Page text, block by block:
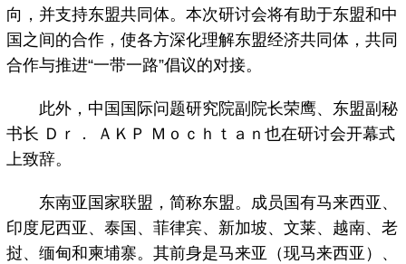
向，并支持东盟共同体。本次研讨会将有助于东盟和中
国之间的合作，使各方深化理解东盟经济共同体，共同
合作与推进“一带一路”倡议的对接。
此外，中国国际问题研究院副院长荣鹰、东盟副秘
书长 Ｄｒ． ＡＫＰ Ｍｏｃｈｔａｎ也在研讨会开幕式
上致辞。
东南亚国家联盟，简称东盟。成员国有马来西亚、
印度尼西亚、泰国、菲律宾、新加坡、文莱、越南、老
挝、缅甸和柬埔寨。其前身是马来亚（现马来西亚）、